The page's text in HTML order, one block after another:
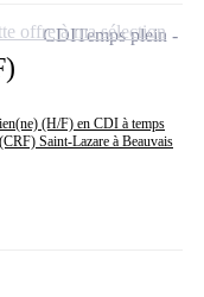
(H/F) en CDI à temps
Saint-Lazare à Beauvais
CDITemps plein
offre à ma sélection